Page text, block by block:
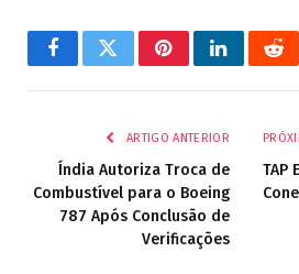
FacebookTwitterPinterestLinkedIn
ARTIGO ANTERIOR
Índia Autoriza Troca de
Combustível para o Boeing
787 Após Conclusão de
Verificações
TAP